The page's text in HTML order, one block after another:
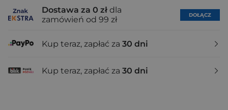
Dostawa za 0 zł dla
zamówień od 99 zł
DOŁĄCZ
Kup teraz, zapłać za 30 dni
Kup teraz, zapłać za 30 dni